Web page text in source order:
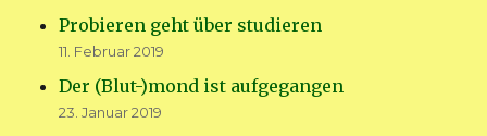
Probieren geht über studieren
11. Februar 2019
Der (Blut-)mond ist aufgegangen
23. Januar 2019